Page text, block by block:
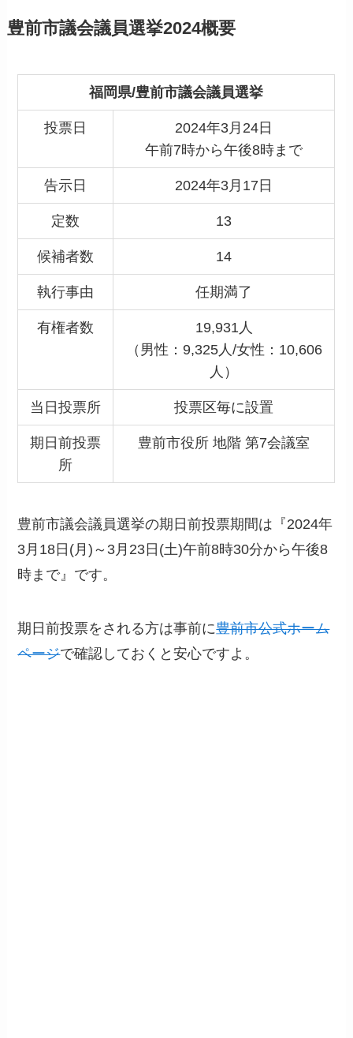
豊前市議会議員選挙2024概要
福岡県/豊前市議会議員選挙
投票日
2024年3月24日
午前7時から午後8時まで
告示日 2024年3月17日
定数 13
候補者数 14
執行事由 任期満了
有権者数
19,931人
（男性：9,325人/女性：10,606
人）
当日投票所 投票区毎に設置
期日前投票
所
豊前市役所 地階 第7会議室
豊前市議会議員選挙の期日前投票期間は『2024年
3月18日(月)～3月23日(土)午前8時30分から午後8
時まで』です。
期日前投票をされる方は事前に豊前市公式ホーム
ページで確認しておくと安心ですよ。